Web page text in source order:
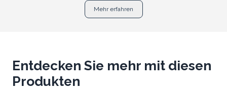
Mehr erfahren
Entdecken Sie mehr mit diesen
Produkten